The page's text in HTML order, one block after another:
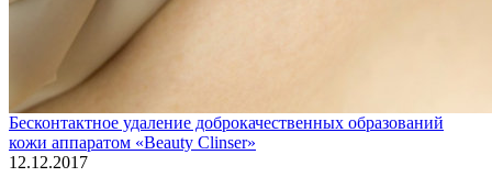
Бесконтактное удаление доброкачественных образований
кожи аппаратом «Beauty Clinser»
12.12.2017